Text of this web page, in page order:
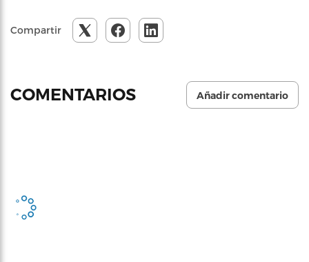
Compartir
COMENTARIOS Añadir comentario